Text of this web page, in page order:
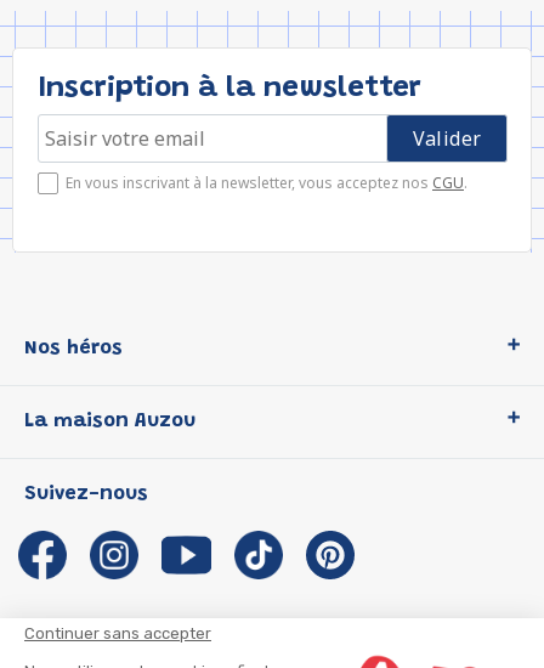
Continuer sans accepter
Inscription à la newsletter
En vous inscrivant à la newsletter, vous acceptez nos CGU.
Nos héros
P'tit Loup
Les Influenceuses
Migali
Petite Taupe
La maison Auzou
Notre histoire
Auzou s'engage
Auteurs et illustrateurs Auzou
Suivez-nous